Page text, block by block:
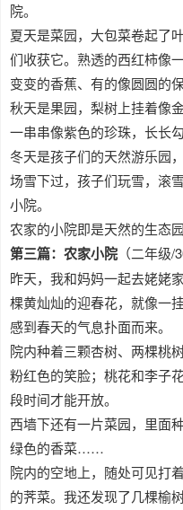
院。
夏天是菜园，大包菜卷起了
们收获它。熟透的西红柿像
变变的香蕉、有的像圆圆的
秋天是果园，梨树上挂着像
一串串像紫色的珍珠，长长
冬天是孩子们的天然游乐园
场雪下过，孩子们玩雪，滚
小院。
农家的小院即是天然的生态
第三篇：农家小院 （二年级/
昨天，我和妈妈一起去姥姥
棵黄灿灿的迎春花，就像一
感到春天的气息扑面而来。
院内种着三颗杏树、两棵桃
粉红色的笑脸；桃花和李子
段时间才能开放。
西墙下还有一片菜园，里面
绿色的香菜……
院内的空地上，随处可见打
的荠菜。我还发现了几棵榆